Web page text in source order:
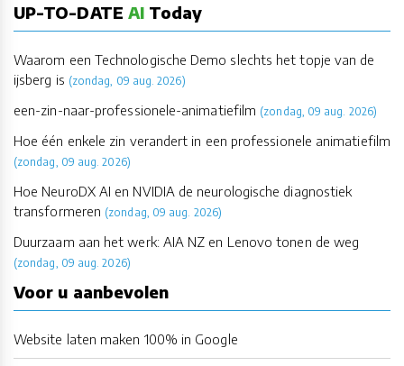
UP-TO-DATE AI Today
Waarom een Technologische Demo slechts het topje van de
ijsberg is (zondag, 09 aug. 2026)
een-zin-naar-professionele-animatiefilm (zondag, 09 aug. 2026)
Hoe één enkele zin verandert in een professionele animatiefilm
(zondag, 09 aug. 2026)
Hoe NeuroDX AI en NVIDIA de neurologische diagnostiek
transformeren (zondag, 09 aug. 2026)
Duurzaam aan het werk: AIA NZ en Lenovo tonen de weg
(zondag, 09 aug. 2026)
Voor u aanbevolen
Website laten maken 100% in Google